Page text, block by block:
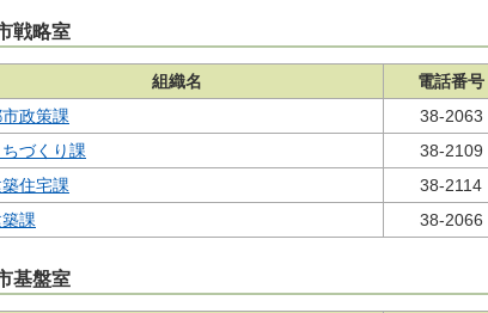
戦略室
組織名 電話番号
政策課
38-2063
づくり課
38-2109
住宅課
38-2114
課
38-2066
基盤室